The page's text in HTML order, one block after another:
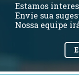
Estamos
Envie sua
Nossa equipe